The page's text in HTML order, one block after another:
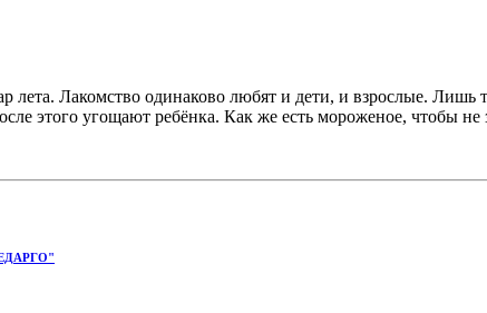
лета. Лакомство одинаково любят и дети, и взрослые.
этого угощают ребёнка. Как же есть мороженое, чтобы не